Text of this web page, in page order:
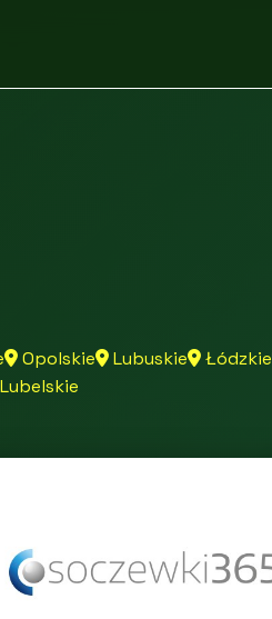
Opolskie Lubuskie Łódzkie
Lubelskie